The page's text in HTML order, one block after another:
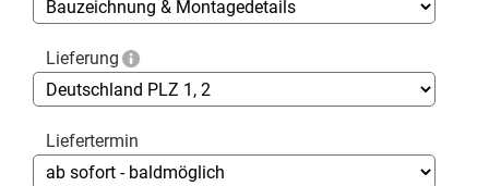
Lieferung
Liefertermin